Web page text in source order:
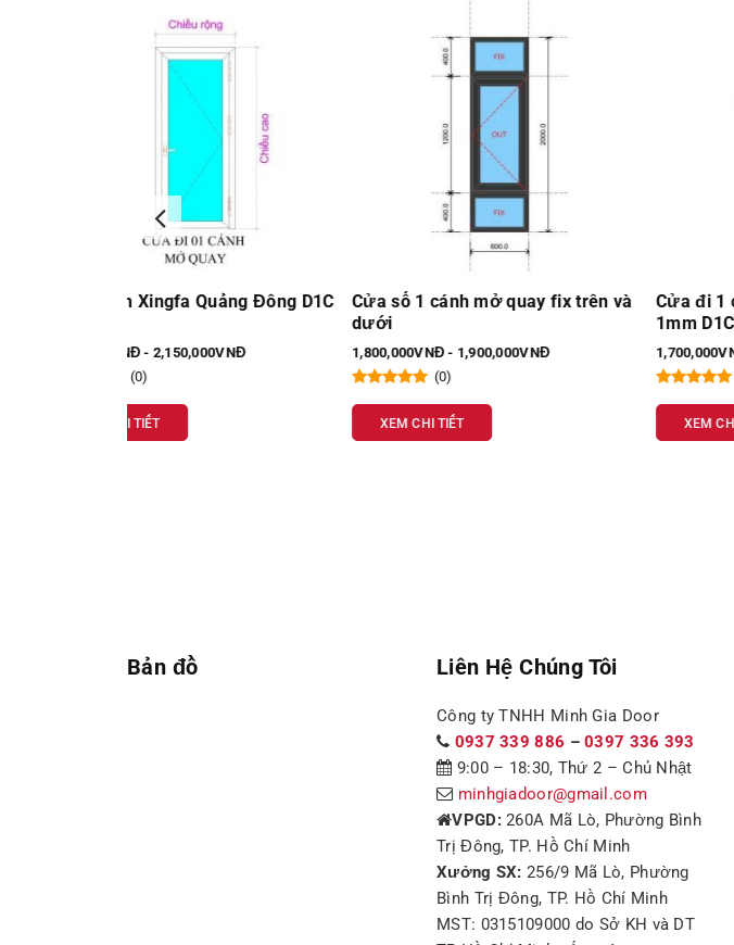
Cửa sổ 1 cánh mở quay fix trên và
1,800,000VNĐ - 1,900,000VNĐ
XEM CHI TIẾT
Cửa đi 1 cánh nhôm Xingfa VN
1mm D1CF (Khung bao nhỏ)
1,700,000VNĐ - 1,800,000VNĐ
XEM CHI TIẾT
Bản đồ Liên Hệ Chúng Tôi
Công ty TNHH Minh Gia Door
0937 339 886 –0397 336 393
9:00 – 18:30, Thứ 2 – Chủ Nhật
minhgiadoor@gmail.com
VPGD:260A Mã Lò, Phường Bình
Trị Đông, TP. Hồ Chí Minh
Xưởng SX: 256/9 Mã Lò, Phường
Bình Trị Đông, TP. Hồ Chí Minh
MST: 0315109000 do Sở KH và DT